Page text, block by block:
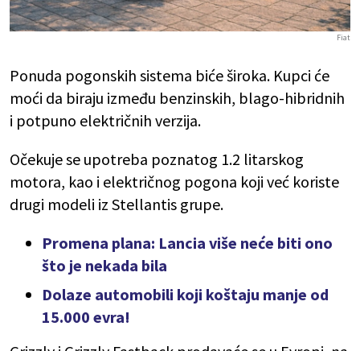
Fiat
Ponuda pogonskih sistema biće široka. Kupci će
moći da biraju između benzinskih, blago-hibridnih
i potpuno električnih verzija.
Očekuje se upotreba poznatog 1.2 litarskog
motora, kao i električnog pogona koji već koriste
drugi modeli iz Stellantis grupe.
Promena plana: Lancia više neće biti ono
što je nekada bila
Dolaze automobili koji koštaju manje od
15.000 evra!